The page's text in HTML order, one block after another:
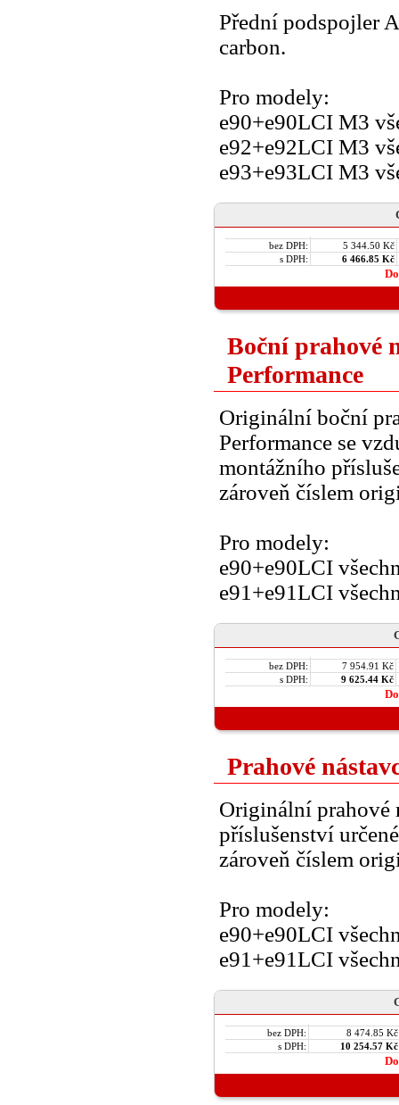
Přední podspojler
carbon.
Pro modely:
e90+e90LCI M3
e92+e92LCI M3
e93+e93LCI M3
bez DPH:
5 344.50 Kč
s DPH:
6 466.85 Kč
Boční prahové
Performance
Originální boční
Performance se
montážního
zároveň číslem
Pro modely:
e90+e90LCI
e91+e91LCI
bez DPH:
7 954.91 Kč
s DPH:
9 625.44 Kč
Prahové
Originální prahové
příslušenství
zároveň číslem
Pro modely:
e90+e90LCI
e91+e91LCI
bez DPH:
8 474.85 Kč
s DPH:
10 254.57 Kč